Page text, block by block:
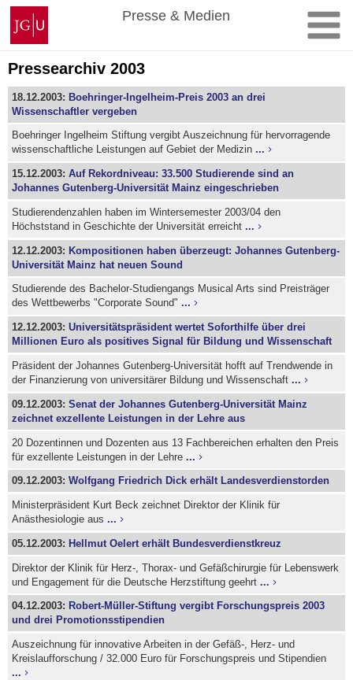
Zum
Inhalt
springen
Johannes
Gutenberg-
Universität
Mainz
Presse & Medien
Pressearchiv 2003
18.12.2003: Boehringer-Ingelheim-Preis 2003 an drei
Wissenschaftler vergeben
Boehringer Ingelheim Stiftung vergibt Auszeichnung für hervorragende
wissenschaftliche Leistungen auf Gebiet der Medizin...
15.12.2003:Auf Rekordniveau: 33.500 Studierende sind an
Johannes Gutenberg-Universität Mainz eingeschrieben
Studierendenzahlen haben im Wintersemester 2003/04 den
Höchststand in Geschichte der Universität erreicht...
12.12.2003: Kompositionen haben überzeugt: Johannes Gutenberg-
Universität Mainz hat neuen Sound
Studierende des Bachelor-Studiengangs Musical Arts sind Preisträger
des Wettbewerbs "Corporate Sound"...
12.12.2003:Universitätspräsident wertet Soforthilfe über drei
Millionen Euro als positives Signal für Bildung und Wissenschaft
Präsident der Johannes Gutenberg-Universität hofft auf Trendwende in
der Finanzierung von universitärer Bildung und Wissenschaft...
09.12.2003:Senat der Johannes Gutenberg-Universität Mainz
zeichnet exzellente Leistungen in der Lehre aus
20 Dozentinnen und Dozenten aus 13 Fachbereichen erhalten den Preis
für exzellente Leistungen in der Lehre...
09.12.2003:Wolfgang Friedrich Dick erhält Landesverdienstorden
Ministerpräsident Kurt Beck zeichnet Direktor der Klinik für
Anästhesiologie aus...
05.12.2003: Hellmut Oelert erhält Bundesverdienstkreuz
Direktor der Klinik für Herz-, Thorax- und Gefäßchirurgie für Lebenswerk
und Engagement für die Deutsche Herzstiftung geehrt...
04.12.2003: Robert-Müller-Stiftung vergibt Forschungspreis 2003
und drei Promotionsstipendien
Auszeichnung für innovative Arbeiten in der Gefäß-, Herz- und
Kreislaufforschung / 32.000 Euro für Forschungspreis und Stipendien
...